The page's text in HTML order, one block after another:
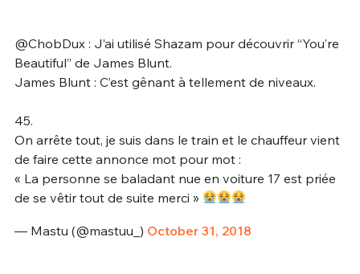
@ChobDux : J’ai utilisé Shazam pour découvrir “You’re
Beautiful” de James Blunt.
James Blunt : C’est gênant à tellement de niveaux.
45.
On arrête tout, je suis dans le train et le chauffeur vient
de faire cette annonce mot pour mot :
« La personne se baladant nue en voiture 17 est priée
de se vêtir tout de suite merci »
— Mastu (@mastuu_) October 31, 2018